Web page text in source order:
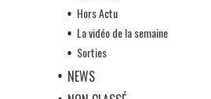
Hors Actu
La vidéo de la semaine
Sorties
NEWS